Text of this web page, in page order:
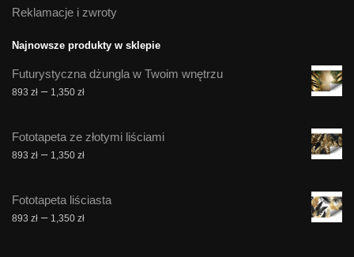
Reklamacje i zwroty
Najnowsze produkty w sklepie
Futurystyczna dżungla w Twoim wnętrzu
893 zł – 1,350 złZakres
893 zł
do
Fototapeta ze złotymi liściami
893 zł – 1,350 złZakres
893 zł
do
Fototapeta liściasta
893 zł – 1,350 złZakres